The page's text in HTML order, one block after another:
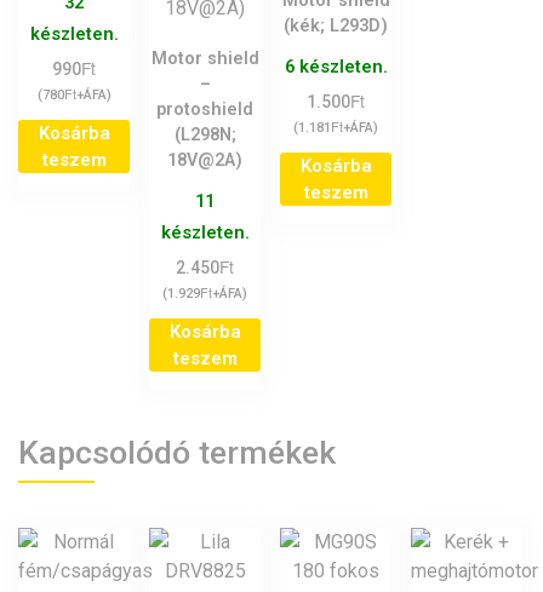
készleten.
990Ft
(780Ft+ÁFA)
Kosárba
teszem
Motor shield
–
protoshield
(L298N;
18V@2A)
11
készleten.
2.450Ft
(1.929Ft+ÁFA)
Kosárba
teszem
(kék; L293D)
6 készleten.
1.500Ft
(1.181 Ft+ÁFA)
Kosárba
teszem
Kapcsolódó termékek